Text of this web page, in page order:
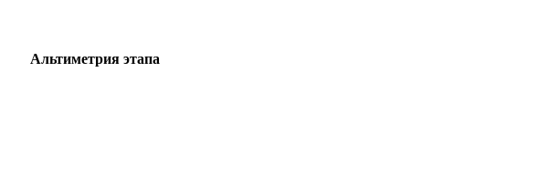
Альтиметрия этапа